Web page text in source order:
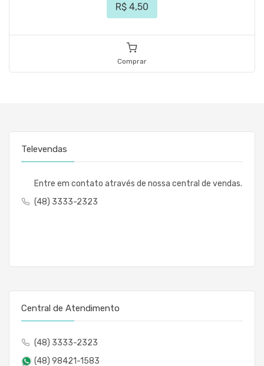
R$ 4,50
Comprar
Televendas
Entre em contato através de nossa central de vendas.
(48) 3333-2323
Central de Atendimento
(48) 3333-2323
(48) 98421-1583